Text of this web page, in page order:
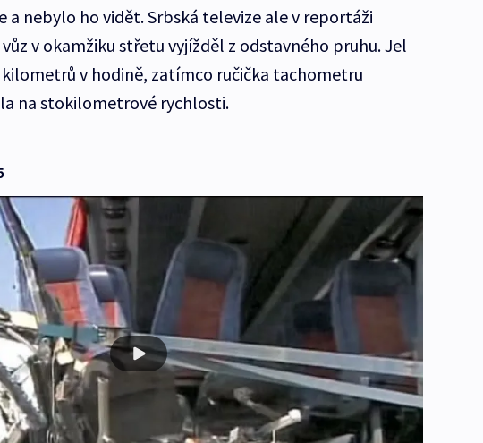
a nebylo ho vidět. Srbská televize ale v reportáži
v okamžiku střetu vyjížděl z odstavného pruhu. Jel
v hodině, zatímco ručička tachometru
na stokilometrové rychlosti.